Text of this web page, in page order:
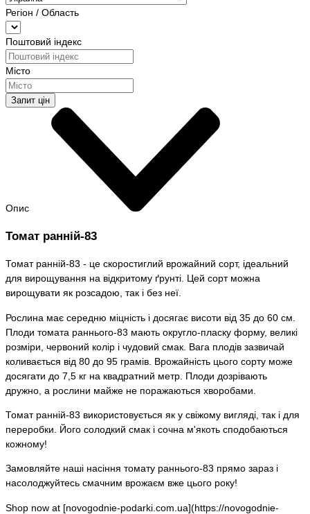
Регіон / Область
Поштовий індекс
Місто
Запит цін
Опис
Томат ранній-83
Томат ранній-83 - це скоростиглий врожайний сорт, ідеальний
для вирощування на відкритому ґрунті. Цей сорт можна
вирощувати як розсадою, так і без неї.
Рослина має середню міцність і досягає висоти від 35 до 60 см.
Плоди томата раннього-83 мають округло-пласку форму, великі
розміри, червоний колір і чудовий смак. Вага плодів зазвичай
коливається від 80 до 95 грамів. Врожайність цього сорту може
досягати до 7,5 кг на квадратний метр. Плоди дозрівають
дружно, а рослини майже не поражаються хворобами.
Томат ранній-83 використовується як у свіжому вигляді, так і для
переробки. Його солодкий смак і сочна м'якоть сподобаються
кожному!
Замовляйте наші насіння томату раннього-83 прямо зараз і
насолоджуйтесь смачним врожаєм вже цього року!
Shop now at [novogodnie-podarki.com.ua](https://novogodnie-